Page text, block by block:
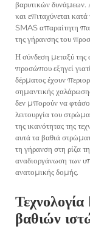
βαρυτικών δυνάμεων.
και επιταχύνεται
SMAS απαραίτητη
της γήρανσης του
Η σύνδεση μεταξύ της
προσώπου εξηγεί
δέρματος έχουν
σημαντικής
δεν μπορούν να
λειτουργία του
της ικανότητας της
αυτά τα βαθιά
τη γήρανση στη ρίζα
αναδιοργάνωση των
ανατομικής δομής.
βαθιών